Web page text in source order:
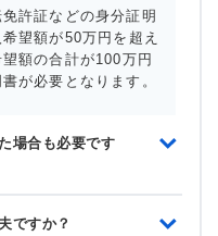
許証などの身分証明
望額が50万円を超え
額の合計が100万円
が必要となります。
場合も必要です
ですか？